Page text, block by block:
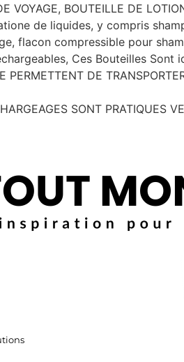
VOYAGE, BOUTEILLE DE
de liquides, y compris
flacon compressible pour
Ces Bouteilles
PERMETTENT DE
SONT PRATIQUES